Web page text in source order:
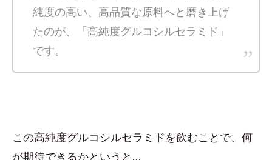
純度の高い、高品質な原料へと磨き上げ
たのが、「高純度グルコシルセラミド」
です。
この高純度グルコシルセラミドを飲むことで、何
が期待できるかというと…